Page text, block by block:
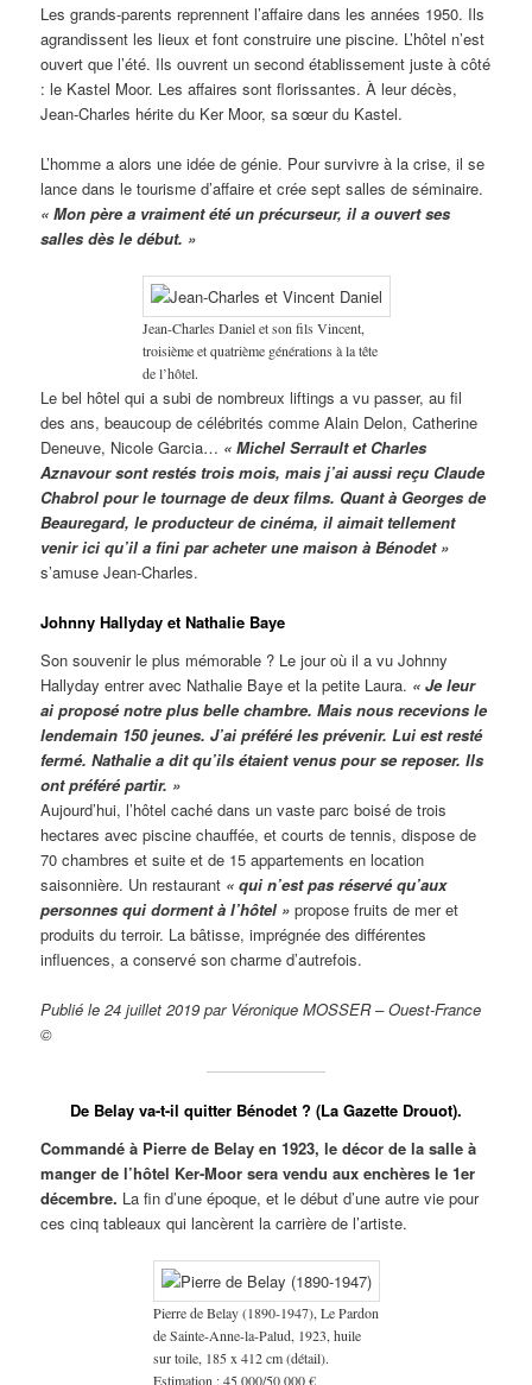
Les grands-parents reprennent l’affaire dans les années 1950. Ils
agrandissent les lieux et font construire une piscine. L’hôtel n’est
ouvert que l’été. Ils ouvrent un second établissement juste à côté
: le Kastel Moor. Les affaires sont florissantes. À leur décès,
Jean-Charles hérite du Ker Moor, sa sœur du Kastel.
L’homme a alors une idée de génie. Pour survivre à la crise, il se
lance dans le tourisme d’affaire et crée sept salles de séminaire.
« Mon père a vraiment été un précurseur, il a ouvert ses
salles dès le début. »
Jean-Charles Daniel et son fils Vincent,
troisième et quatrième générations à la tête
de l’hôtel.
Le bel hôtel qui a subi de nombreux liftings a vu passer, au fil
des ans, beaucoup de célébrités comme Alain Delon, Catherine
Deneuve, Nicole Garcia… « Michel Serrault et Charles
Aznavour sont restés trois mois, mais j’ai aussi reçu Claude
Chabrol pour le tournage de deux films. Quant à Georges de
Beauregard, le producteur de cinéma, il aimait tellement
venir ici qu’il a fini par acheter une maison à Bénodet »
s’amuse Jean-Charles.
Johnny Hallyday et Nathalie Baye
Son souvenir le plus mémorable ? Le jour où il a vu Johnny
Hallyday entrer avec Nathalie Baye et la petite Laura. « Je leur
ai proposé notre plus belle chambre. Mais nous recevions le
lendemain 150 jeunes. J’ai préféré les prévenir. Lui est resté
fermé. Nathalie a dit qu’ils étaient venus pour se reposer. Ils
ont préféré partir. »
Aujourd’hui, l’hôtel caché dans un vaste parc boisé de trois
hectares avec piscine chauffée, et courts de tennis, dispose de
70 chambres et suite et de 15 appartements en location
saisonnière. Un restaurant « qui n’est pas réservé qu’aux
personnes qui dorment à l’hôtel » propose fruits de mer et
produits du terroir. La bâtisse, imprégnée des différentes
influences, a conservé son charme d’autrefois.
Publié le 24 juillet 2019 par Véronique MOSSER – Ouest-France
©
De Belay va-t-il quitter Bénodet ? (La Gazette Drouot).
Commandé à Pierre de Belay en 1923, le décor de la salle à
manger de l’hôtel Ker-Moor sera vendu aux enchères le 1er
décembre. La fin d’une époque, et le début d’une autre vie pour
ces cinq tableaux qui lancèrent la carrière de l’artiste.
Pierre de Belay (1890-1947), Le Pardon
de Sainte-Anne-la-Palud, 1923, huile
sur toile, 185 x 412 cm (détail).
Estimation : 45 000/50 000 €